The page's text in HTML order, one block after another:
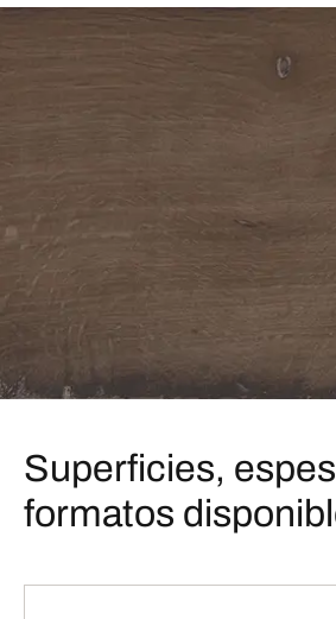
Superficies,
formatos